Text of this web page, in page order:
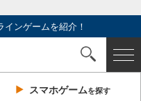
ンゲームを紹介！
スマホゲームを探す